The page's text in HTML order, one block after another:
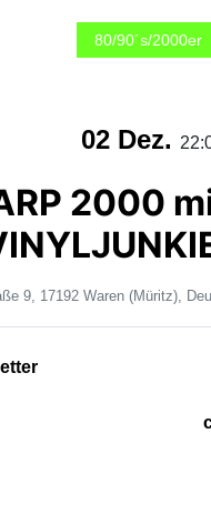
80/90´s/2000er
02 Dez.
2000
9, 17192 Waren (Müritz),